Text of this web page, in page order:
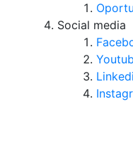
Social media